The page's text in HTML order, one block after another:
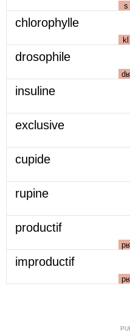
s
chlorophylle
kl
drosophile
dʁ
insuline
exclusive
cupide
rupine
productif
pʁ
improductif
pʁ